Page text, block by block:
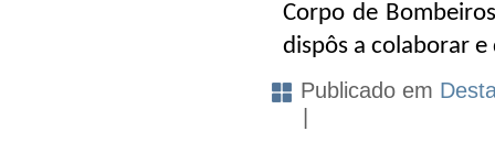
Corpo de
dispôs a colaborar
Publicado em